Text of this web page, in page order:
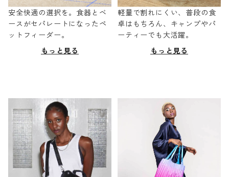
安全快適の選択を。食器とベ
ースがセパレートになったペ
ットフィーダー。
もっと見る
軽量で割れにくい、普段の食
卓はもちろん、キャンプやパ
ーティーでも大活躍。
もっと見る